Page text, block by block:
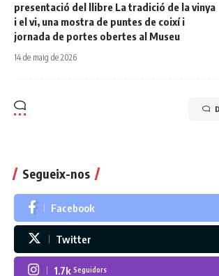
presentació del llibre La tradició de la vinya
i el vi, una mostra de puntes de coixí i
jornada de portes obertes al Museu
14 de maig de 2026
Segueix-nos
Facebook
Twitter
1.7k Seguidors